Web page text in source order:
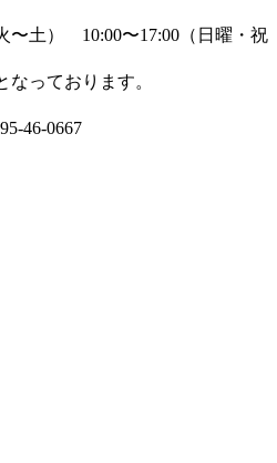
〜土） 10:00〜17:00（日曜・祝
っております。
46-0667